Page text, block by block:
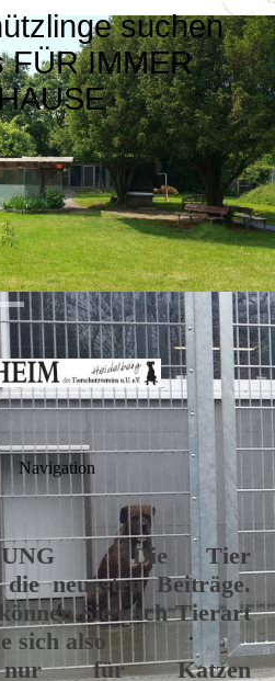
suchen
FÜR IMMER
Navigation
Die Tier
neuesten Beiträge.
Sie nach Tierart
sich also
nur für Katzen